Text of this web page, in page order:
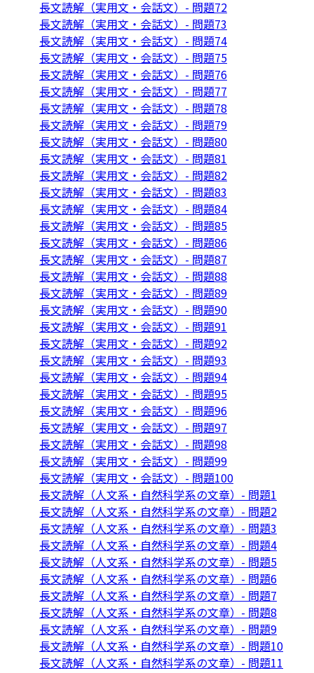
長文読解（実用文・会話文）- 問題72
長文読解（実用文・会話文）- 問題73
長文読解（実用文・会話文）- 問題74
長文読解（実用文・会話文）- 問題75
長文読解（実用文・会話文）- 問題76
長文読解（実用文・会話文）- 問題77
長文読解（実用文・会話文）- 問題78
長文読解（実用文・会話文）- 問題79
長文読解（実用文・会話文）- 問題80
長文読解（実用文・会話文）- 問題81
長文読解（実用文・会話文）- 問題82
長文読解（実用文・会話文）- 問題83
長文読解（実用文・会話文）- 問題84
長文読解（実用文・会話文）- 問題85
長文読解（実用文・会話文）- 問題86
長文読解（実用文・会話文）- 問題87
長文読解（実用文・会話文）- 問題88
長文読解（実用文・会話文）- 問題89
長文読解（実用文・会話文）- 問題90
長文読解（実用文・会話文）- 問題91
長文読解（実用文・会話文）- 問題92
長文読解（実用文・会話文）- 問題93
長文読解（実用文・会話文）- 問題94
長文読解（実用文・会話文）- 問題95
長文読解（実用文・会話文）- 問題96
長文読解（実用文・会話文）- 問題97
長文読解（実用文・会話文）- 問題98
長文読解（実用文・会話文）- 問題99
長文読解（実用文・会話文）- 問題100
長文読解（人文系・自然科学系の文章）- 問題1
長文読解（人文系・自然科学系の文章）- 問題2
長文読解（人文系・自然科学系の文章）- 問題3
長文読解（人文系・自然科学系の文章）- 問題4
長文読解（人文系・自然科学系の文章）- 問題5
長文読解（人文系・自然科学系の文章）- 問題6
長文読解（人文系・自然科学系の文章）- 問題7
長文読解（人文系・自然科学系の文章）- 問題8
長文読解（人文系・自然科学系の文章）- 問題9
長文読解（人文系・自然科学系の文章）- 問題10
長文読解（人文系・自然科学系の文章）- 問題11